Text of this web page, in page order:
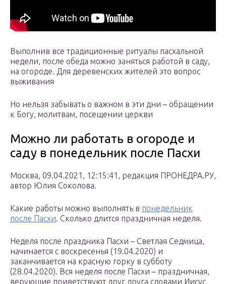
Выполнив все традиционные ритуалы пасхальной
недели, после обеда можно заняться работой в саду,
на огороде. Для деревенских жителей это вопрос
выживания
Но нельзя забывать о важном в эти дни – обращении
к Богу, молитвам, посещении церкви
Можно ли работать в огороде и
саду в понедельник после Пасхи
Москва, 09.04.2021, 12:15:41, редакция ПРОНЕДРА.РУ,
автор Юлия Соколова.
Какие работы можно выполнять в понедельник
после Пасхи. Сколько длится праздничная неделя.
Неделя после праздника Пасхи – Светлая Седмица,
начинается с воскресенья (19.04.2020) и
заканчивается на красную горку в субботу
(28.04.2020). Вся неделя после Пасхи – праздничная,
верующие приветствуют друг друга словами Иисус